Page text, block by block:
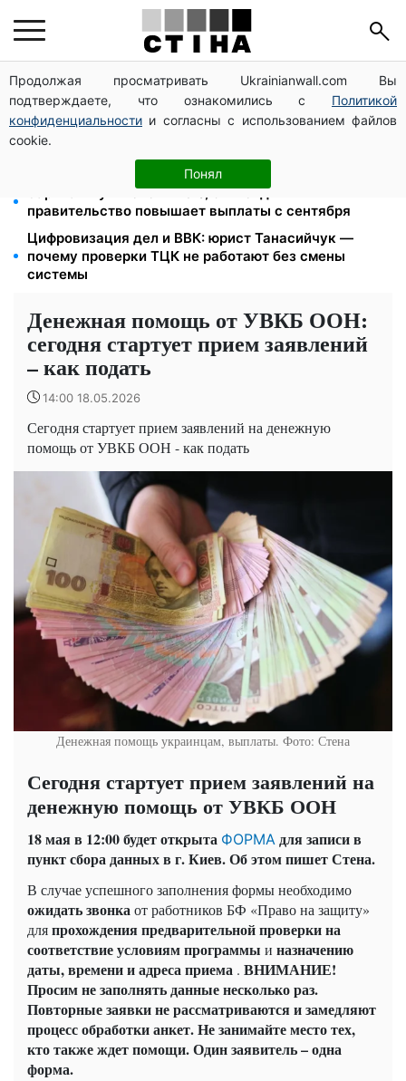
Продолжая просматривать Ukrainianwall.com Вы
подтверждаете, что ознакомились с Политикой
конфиденциальности и согласны с использованием файлов
cookie.
Понял
26 000 подписей — Зеленский поручил СНБО
лишать водителей прав за систематические
нарушения
Пенсия для III группы инвалидности с 1 сентября: от
2595 до 10 625 грн — кто сколько получит
Зарплаты учителей +20%, стипендии ×2:
правительство повышает выплаты с сентября
Цифровизация дел и ВВК: юрист Танасийчук —
почему проверки ТЦК не работают без смены
системы
Денежная помощь от УВКБ ООН:
сегодня стартует прием заявлений
– как подать
14:00 18.05.2026
Сегодня стартует прием заявлений на денежную
помощь от УВКБ ООН - как подать
Денежная помощь украинцам, выплаты. Фото: Стена
Сегодня стартует прием заявлений на
денежную помощь от УВКБ ООН
18 мая в 12:00 будет открыта ФОРМА для записи в
пункт сбора данных в г. Киев. Об этом пишет Стена.
В случае успешного заполнения формы необходимо
ожидать звонкаот работников БФ «Право на защиту»
дляпрохождения предварительной проверки на
соответствие условиям программы и назначению
даты, времени и адреса приема . ВНИМАНИЕ!
Просим не заполнять данные несколько раз.
Повторные заявки не рассматриваются и замедляют
процесс обработки анкет. Не занимайте место тех,
кто также ждет помощи. Один заявитель – одна
форма.